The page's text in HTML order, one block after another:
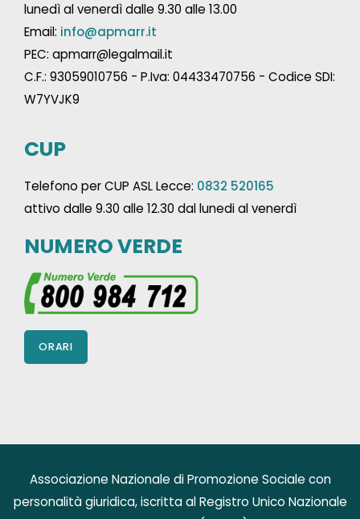
lunedì al venerdì dalle 9.30 alle 13.00
Email: info@apmarr.it
PEC: apmarr@legalmail.it
C.F.: 93059010756 - P.Iva: 04433470756 - Codice SDI:
W7YVJK9
CUP
Telefono per CUP ASL Lecce: 0832 520165
attivo dalle 9.30 alle 12.30 dal lunedi al venerdì
NUMERO VERDE
ORARI
Associazione Nazionale di Promozione Sociale con
personalità giuridica, iscritta al Registro Unico Nazionale